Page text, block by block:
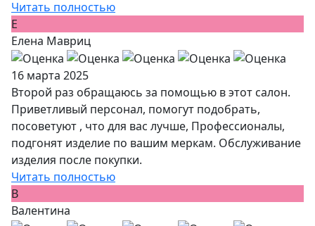
Читать полностью
Е
Елена Мавриц
16 марта 2025
Второй раз обращаюсь за помощью в этот салон.
Приветливый персонал, помогут подобрать,
посоветуют , что для вас лучше, Профессионалы,
подгонят изделие по вашим меркам. Обслуживание
изделия после покупки.
Читать полностью
В
Валентина